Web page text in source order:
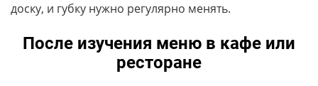
доску, и губку нужно регулярно менять.
После изучения меню в кафе или
ресторане